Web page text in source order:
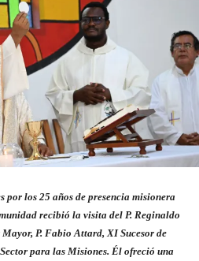
por los 25 años de presencia misionera
recibió la visita del P. Reginaldo
P. Fabio Attard, XI Sucesor de
para las Misiones. Él ofreció una